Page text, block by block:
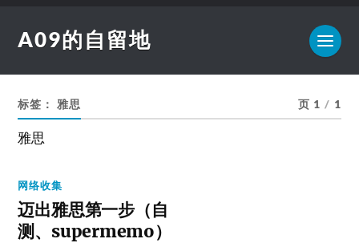
A09的自留地
标签：雅思 页 1 / 1
雅思
网络收集
迈出雅思第一步（自
测、supermemo）